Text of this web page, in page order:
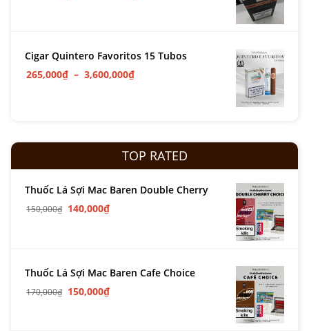
Cigar Quintero Favoritos 15 Tubos
265,000₫ – 3,600,000₫
TOP RATED
Thuốc Lá Sợi Mac Baren Double Cherry
150,000₫ 140,000₫
Thuốc Lá Sợi Mac Baren Cafe Choice
170,000₫ 150,000₫